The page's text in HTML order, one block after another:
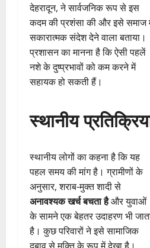
देहरादून, ने सार्वजनिक रूप से इस
कदम की प्रशंसा की और इसे समाज
सकारात्मक संदेश देने वाला बताया।
प्रशासन का मानना है कि ऐसी पहलें
नशे के दुष्प्रभावों को कम करने में
सहायक हो सकती हैं।
स्थानीय
स्थानीय लोगों का कहना है कि यह
पहल समय की मांग है। ग्रामीणों के
अनुसार, शराब-मुक्त शादी से
अनावश्यक खर्च बचता हैऔर युवाओं
के सामने एक बेहतर उदाहरण भी
है। कुछ परिवारों ने इसे सामाजिक